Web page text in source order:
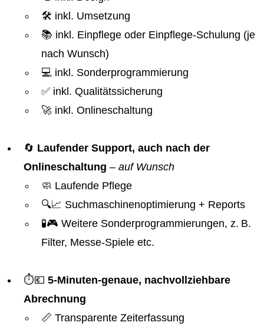
🛠️ inkl. Umsetzung
📚 inkl. Einpflege oder Einpflege-Schulung (je
nach Wunsch)
💻 inkl. Sonderprogrammierung
✅ inkl. Qualitätssicherung
🚀 inkl. Onlineschaltung
🔄 Laufender Support, auch nach der
Onlineschaltung – auf Wunsch
🧼 Laufende Pflege
🔍📈 Suchmaschinenoptimierung + Reports
🧪🎮 Weitere Sonderprogrammierungen, z. B.
Filter, Messe-Spiele etc.
⏱️💶 5-Minuten-genaue, nachvollziehbare
Abrechnung
📏 Transparente Zeiterfassung